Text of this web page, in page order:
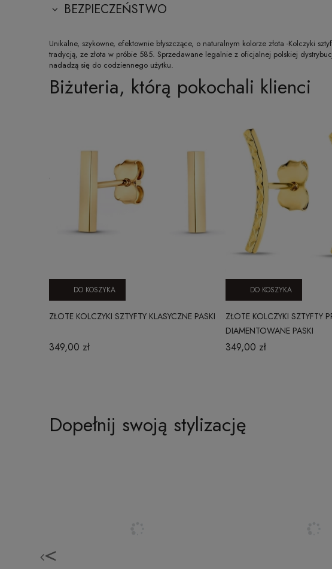
BEZPIECZEŃSTWO
Unikalne, szykowne, efektownie błyszczące, o naturalnym kolorze złota -Kolczyki
tradycją, ze złota w próbie 585. Sprzedawane legalnie z oficjalnej polskiej
nadadzą się do codziennego użytku.
Biżuteria, którą pokochali klienci
ZŁOTE KOLCZYKI SZTYFTY KLASYCZNE PASKI
349,00 zł
DO KOSZYKA
ZŁOTE KOLCZYKI SZTYFTY
DIAMENTOWANE PASKI
349,00 zł
DO KOSZYKA
Dopełnij swoją stylizację
<